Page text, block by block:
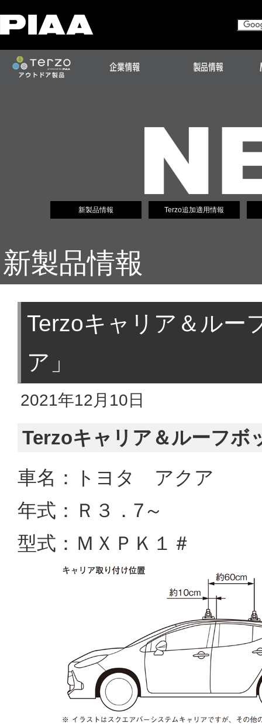
新製品情報 Terzo追加適用情報
新製品情報
Terzoキャリア＆ルー
ア」
2021年12月10日
Terzoキャリア＆ルーフボ
車名：トヨタ アクア
年式：Ｒ３．7～
型式：ＭＸＰＫ１＃